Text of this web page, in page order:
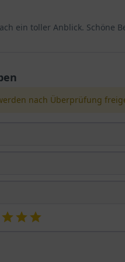
für Gypsophila paniculata
bevorzugt einen
Kiesbeete macht. Achten
Sie die Grundlage für
Sie den Boden gründlich
Sie den Boden
der Erdoberfläche ein.
'Bristol Fairy'
von Gypsophila
ein toller Anblick. Schöne
nach Überprüfung